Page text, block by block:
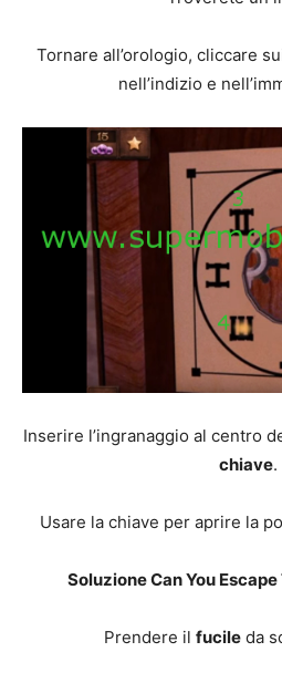
Tornare all’orologio, cliccare
nell’indizio e
Inserire l’ingranaggio al centro
chiave.
Usare la chiave per aprire la
Soluzione Can You
Prendere il fucile da